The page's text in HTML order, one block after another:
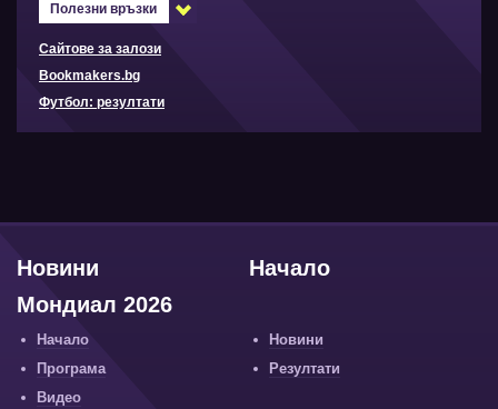
Полезни връзки
Сайтове за залози
Bookmakers.bg
Футбол: резултати
Начало
Новини
Мондиал 2026
Начало
Новини
Програма
Резултати
Видео